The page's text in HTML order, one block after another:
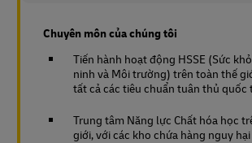
Chuyên môn của chúng tôi
Tiến hành hoạt động HSSE (Sức
ninh và Môi trường) trên toàn thế
tất cả các tiêu chuẩn tuân thủ quốc
Trung tâm Năng lực Chất hóa học
giới, với các kho chứa hàng nguy